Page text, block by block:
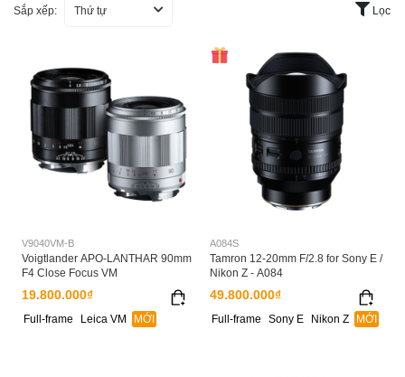
Sắp xếp: Thứ tự Lọc
V9040VM-B
Voigtlander APO-LANTHAR 90mm
F4 Close Focus VM
19.800.000₫
Full-frame Leica VM MỚI
A084S
Tamron 12-20mm F/2.8 for Sony E /
Nikon Z - A084
49.800.000₫
Full-frame Sony E Nikon Z MỚI